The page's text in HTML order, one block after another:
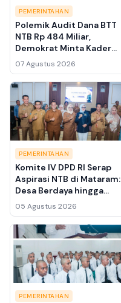
PEMERINTAHAN
Polemik Audit Dana BTT
NTB Rp 484 Miliar,
Demokrat Minta Kader
PDIP Belajar Tata Kelola
Pemerintahan
07 Agustus 2026
PEMERINTAHAN
Komite IV DPD RI Serap
Aspirasi NTB di Mataram:
Desa Berdaya hingga
Konflik Lahan Gili
Trawangan Dibawa ke
Pemerintah Pusat
05 Agustus 2026
PEMERINTAHAN